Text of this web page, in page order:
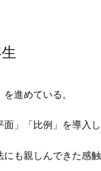
を進めている。
面」「比例」を導入
も親しんできた感触